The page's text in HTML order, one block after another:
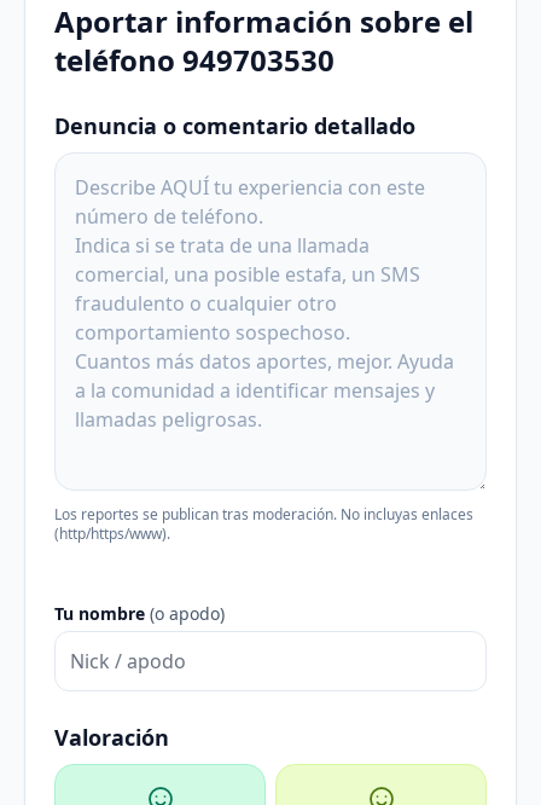
Aportar información sobre el
teléfono 949703530
Denuncia o comentario detallado
Los reportes se publican tras moderación. No incluyas enlaces
(http/https/www).
Tu nombre (o apodo)
Valoración